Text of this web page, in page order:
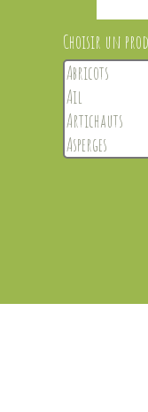
Choisir un